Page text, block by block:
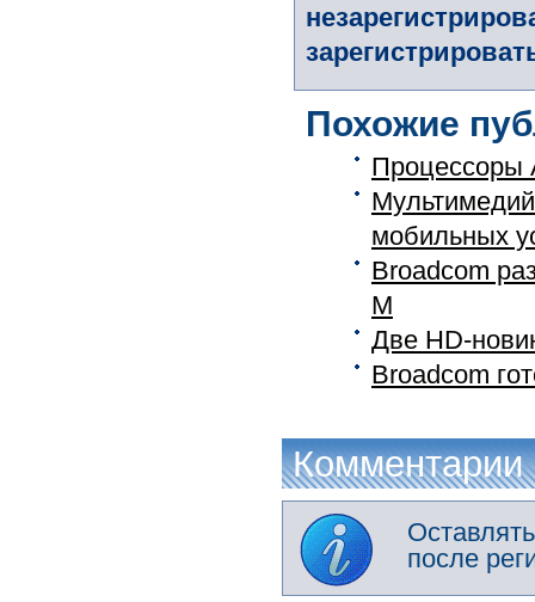
Похожие
Процессоры
мобильных
Broadcom
M
Две HD-
Broadcom
Комментарии
после